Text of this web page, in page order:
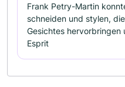
Frank Petry-Martin
schneiden und stylen,
Gesichtes hervorbringen
Esprit